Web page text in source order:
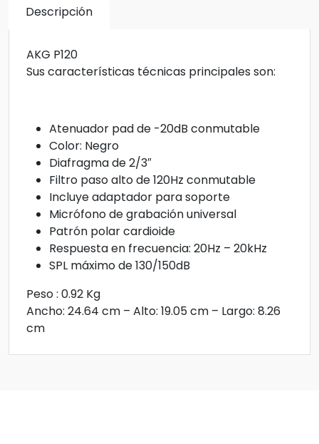
Descripción
AKG P120
Sus características técnicas principales son:
Atenuador pad de -20dB conmutable
Color: Negro
Diafragma de 2/3″
Filtro paso alto de 120Hz conmutable
Incluye adaptador para soporte
Micrófono de grabación universal
Patrón polar cardioide
Respuesta en frecuencia: 20Hz – 20kHz
SPL máximo de 130/150dB
Peso : 0.92 Kg
Ancho: 24.64 cm – Alto: 19.05 cm – Largo: 8.26
cm